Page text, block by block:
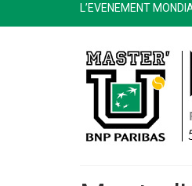
L’EVENEMENT